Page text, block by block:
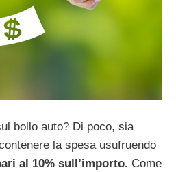
bollo auto? Di poco, sia
la spesa usufruendo
al 10% sull’importo. Come